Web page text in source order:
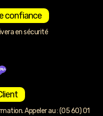
confiance
en sécurité
Appeler au : (05 60) 01